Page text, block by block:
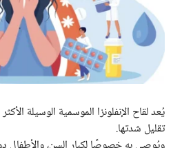
يُعد لقاح الإنفلونزا الموسمية الوسيلة
تقليل شدتها.